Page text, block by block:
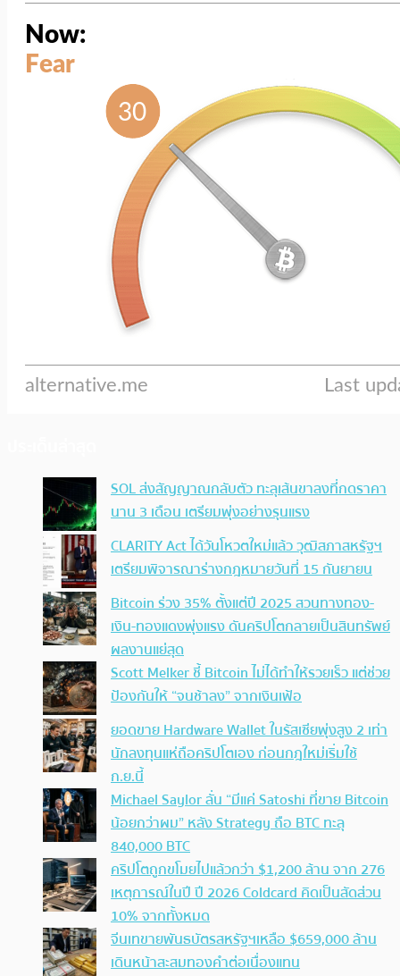
SOL ส่งสัญญาณกลับตัว ทะลุเส้นขาลงที่กดราคา
นาน 3 เดือน เตรียมพุ่งอย่างรุนแรง
CLARITY Act ได้วันโหวตใหม่แล้ว วุฒิสภาสหรัฐฯ
เตรียมพิจารณาร่างกฎหมายวันที่ 15 กันยายน
Bitcoin ร่วง 35% ตั้งแต่ปี 2025 สวนทางทอง-
เงิน-ทองแดงพุ่งแรง ดันคริปโตกลายเป็นสินทรัพย์
ผลงานแย่สุด
Scott Melker ชี้ Bitcoin ไม่ได้ทำให้รวยเร็ว แต่ช่วย
ป้องกันให้ “จนช้าลง” จากเงินเฟ้อ
ยอดขาย Hardware Wallet ในรัสเซียพุ่งสูง 2 เท่า
นักลงทุนแห่ถือคริปโตเอง ก่อนกฎใหม่เริ่มใช้
ก.ย.นี้
Michael Saylor ลั่น “มีแค่ Satoshi ที่ขาย Bitcoin
น้อยกว่าผม” หลัง Strategy ถือ BTC ทะลุ
840,000 BTC
คริปโตถูกขโมยไปแล้วกว่า $1,200 ล้าน จาก 276
เหตุการณ์ในปี ปี 2026 Coldcard คิดเป็นสัดส่วน
10% จากทั้งหมด
จีนเทขายพันธบัตรสหรัฐฯเหลือ $659,000 ล้าน
เดินหน้าสะสมทองคำต่อเนื่องแทน